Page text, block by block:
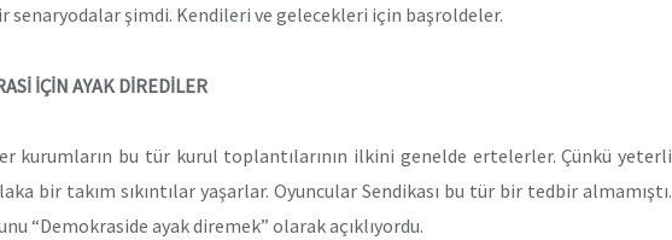
senaryodalar şimdi. Kendileri ve gelecekleri için başroldeler.
İÇİN AYAK DİREDİLER
kurumların bu tür kurul toplantılarının ilkini genelde ertelerler. Çünkü yeterli
bir takım sıkıntılar yaşarlar. Oyuncular Sendikası bu tür bir tedbir almamıştı.
“Demokraside ayak diremek” olarak açıklıyordu.